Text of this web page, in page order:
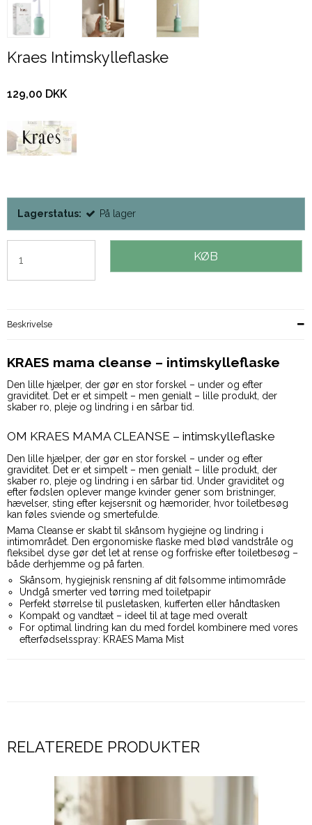
Kraes Intimskylleflaske
129,00 DKK
Lagerstatus: På lager
KØB
Beskrivelse
KRAES mama cleanse – intimskylleflaske
Den lille hjælper, der gør en stor forskel – under og efter
graviditet. Det er et simpelt – men genialt – lille produkt, der
skaber ro, pleje og lindring i en sårbar tid.
OM KRAES MAMA CLEANSE – intimskylleflaske
Den lille hjælper, der gør en stor forskel – under og efter
graviditet. Det er et simpelt – men genialt – lille produkt, der
skaber ro, pleje og lindring i en sårbar tid. Under graviditet og
efter fødslen oplever mange kvinder gener som bristninger,
hævelser, sting efter kejsersnit og hæmorider, hvor toiletbesøg
kan føles sviende og smertefulde.
Mama Cleanse er skabt til skånsom hygiejne og lindring i
intimområdet. Den ergonomiske flaske med blød vandstråle og
fleksibel dyse gør det let at rense og forfriske efter toiletbesøg –
både derhjemme og på farten.
Skånsom, hygiejnisk rensning af dit følsomme intimområde
Undgå smerter ved tørring med toiletpapir
Perfekt størrelse til pusletasken, kufferten eller håndtasken
Kompakt og vandtæt – ideel til at tage med overalt
For optimal lindring kan du med fordel kombinere med vores
efterfødselsspray: KRAES Mama Mist
RELATEREDE PRODUKTER